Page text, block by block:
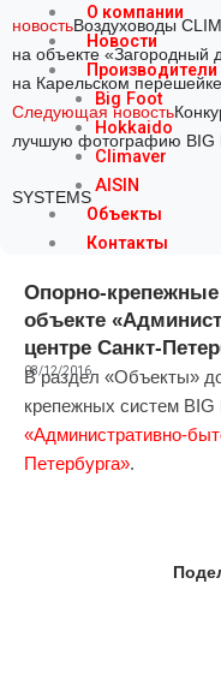
О компании
Новости
Производители
Big Foot
Hokkaido
Climaver
AISIN
Объекты
Контакты
новостьВоздуховоды
на объекте «Загородный
на Карельском
Следующая новость
лучшую фотографию BIG
SYSTEMS
Опорно-
объекте
центре Санкт-
08/12/2016
В раздел «Объекты»
крепежных систем BIG
«Административно-
Петербурга».